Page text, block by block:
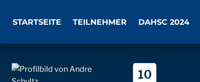
STARTSEITE TEILNEHMER DAHSC 2024
10